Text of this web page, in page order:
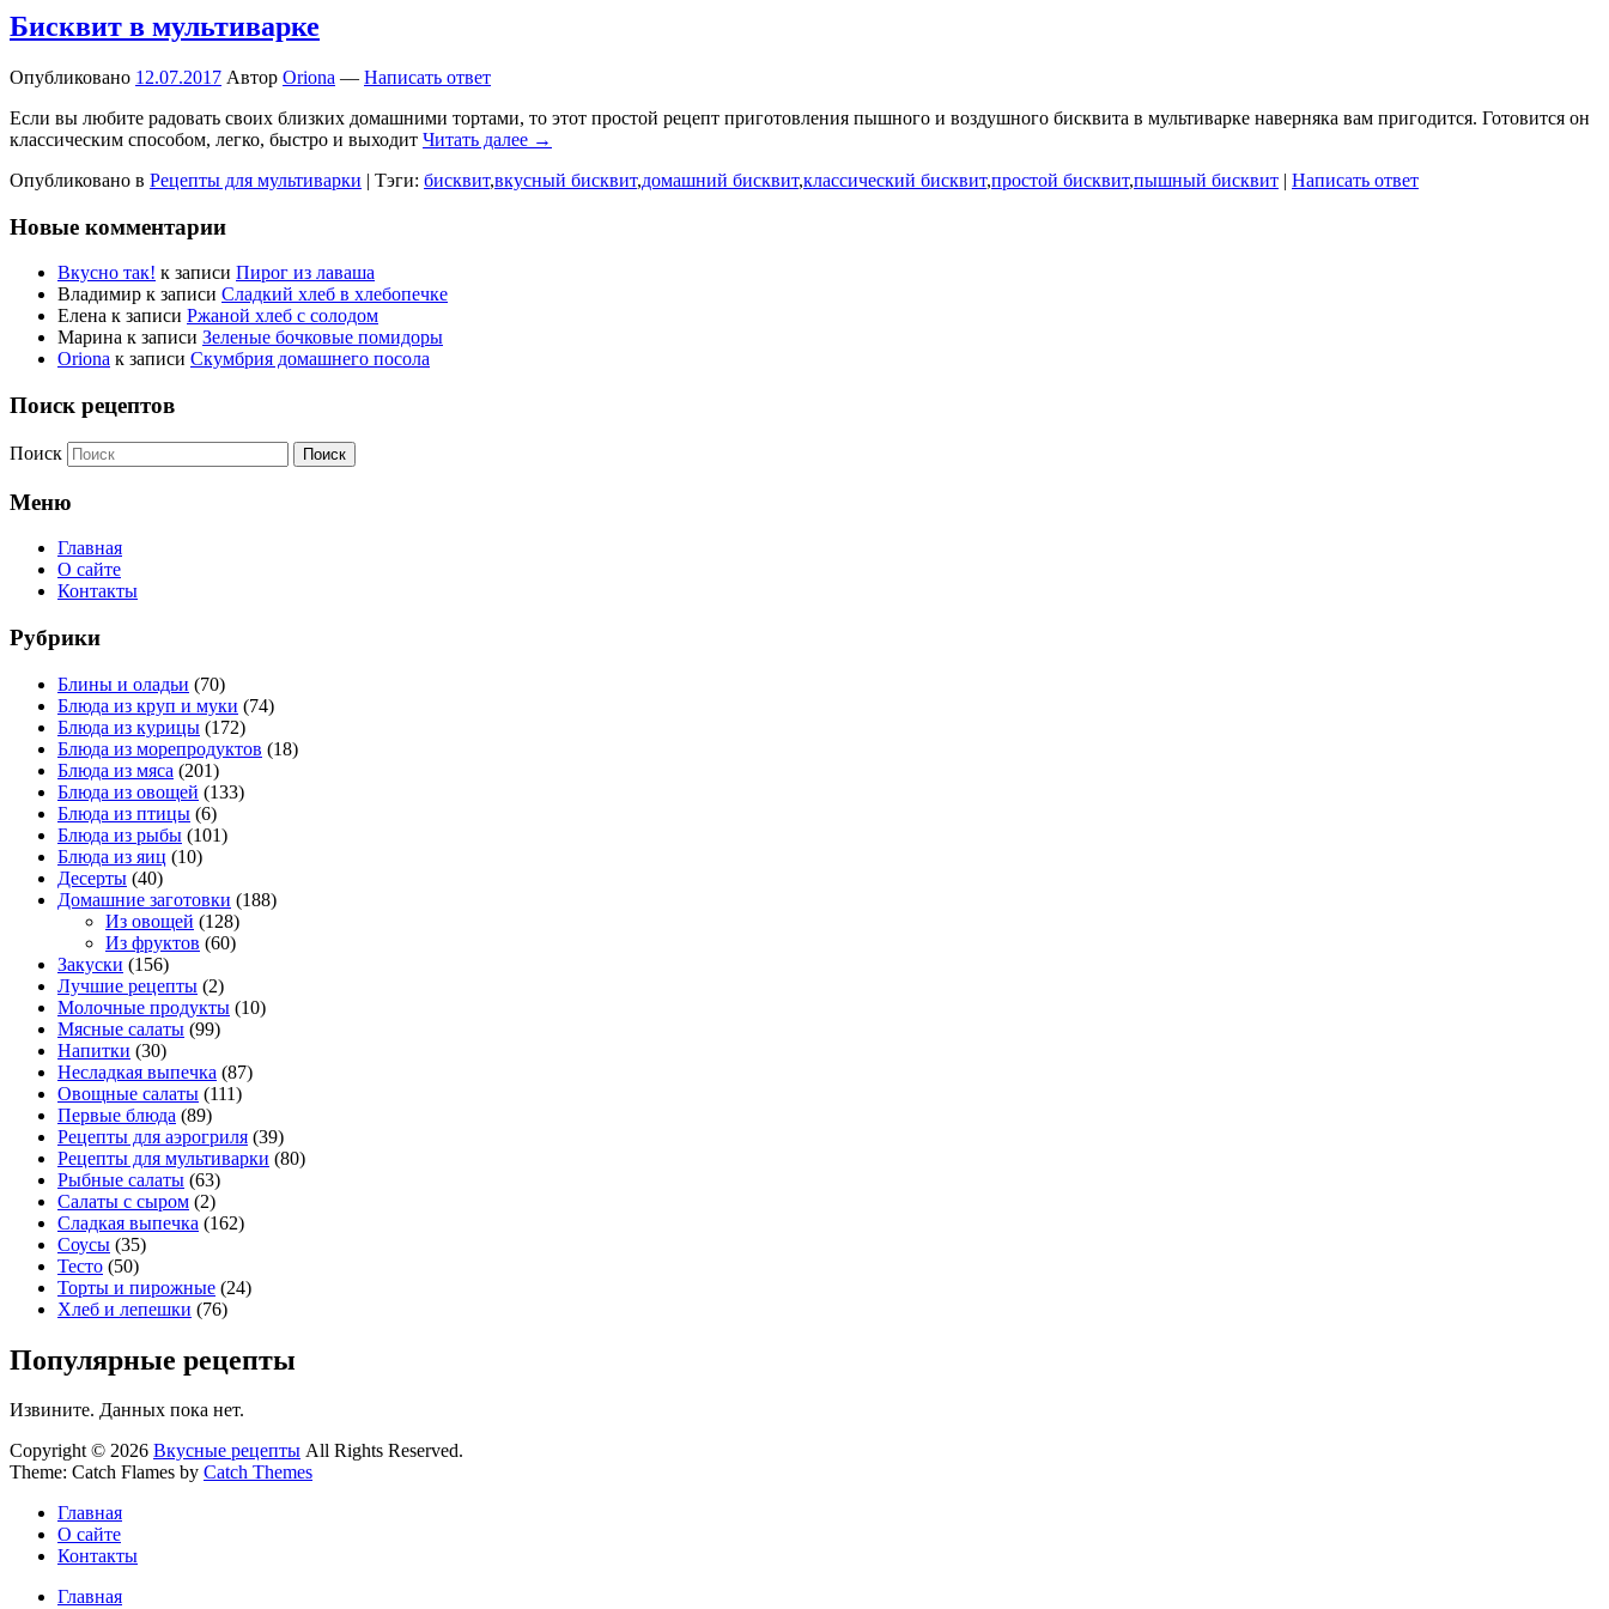
Бисквит в мультиварке
Опубликовано 12.07.2017 Автор Oriona — Написать ответ
Если вы любите радовать своих близких домашними тортами, то этот простой рецепт приготовления пышного и воздушного бисквита в мультиварке наверняка вам пригодится. Готовится он
классическим способом, легко, быстро и выходит Читать далее →
Опубликовано в Рецепты для мультиварки | Тэги: бисквит,вкусный бисквит,домашний бисквит,классический бисквит,простой бисквит,пышный бисквит | Написать ответ
Новые комментарии
Вкусно так! к записи Пирог из лаваша
Владимир к записи Сладкий хлеб в хлебопечке
Елена к записи Ржаной хлеб с солодом
Марина к записи Зеленые бочковые помидоры
Oriona к записи Скумбрия домашнего посола
Поиск рецептов
Поиск
Меню
Главная
О сайте
Контакты
Рубрики
Блины и оладьи (70)
Блюда из круп и муки (74)
Блюда из курицы (172)
Блюда из морепродуктов (18)
Блюда из мяса (201)
Блюда из овощей (133)
Блюда из птицы (6)
Блюда из рыбы (101)
Блюда из яиц (10)
Десерты (40)
Домашние заготовки (188)
Из овощей (128)
Из фруктов (60)
Закуски (156)
Лучшие рецепты (2)
Молочные продукты (10)
Мясные салаты (99)
Напитки (30)
Несладкая выпечка (87)
Овощные салаты (111)
Первые блюда (89)
Рецепты для аэрогриля (39)
Рецепты для мультиварки (80)
Рыбные салаты (63)
Салаты с сыром (2)
Сладкая выпечка (162)
Соусы (35)
Тесто (50)
Торты и пирожные (24)
Хлеб и лепешки (76)
Популярные рецепты
Извините. Данных пока нет.
Copyright © 2026 Вкусные рецепты All Rights Reserved.
Theme: Catch Flames by Catch Themes
Главная
О сайте
Контакты
Главная